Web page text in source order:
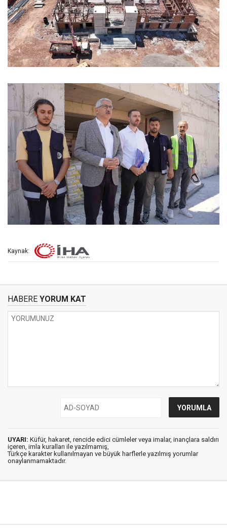
Kaynak:
HABERE YORUM KAT
UYARI: Küfür, hakaret, rencide edici cümleler veya imalar, inançlara saldırı
içeren, imla kuralları ile yazılmamış,
Türkçe karakter kullanılmayan ve büyük harflerle yazılmış yorumlar
onaylanmamaktadır.